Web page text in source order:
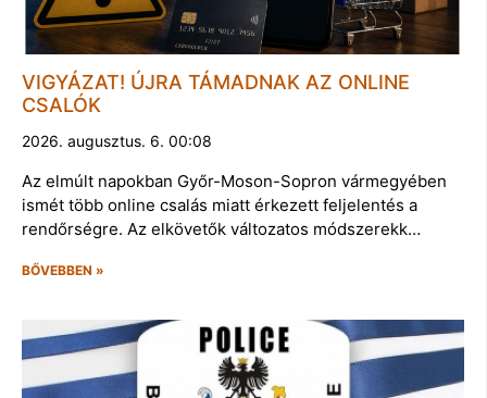
VIGYÁZAT! ÚJRA TÁMADNAK AZ ONLINE
CSALÓK
2026. augusztus. 6. 00:08
Az elmúlt napokban Győr-Moson-Sopron vármegyében
ismét több online csalás miatt érkezett feljelentés a
rendőrségre. Az elkövetők változatos módszerekk…
BŐVEBBEN »